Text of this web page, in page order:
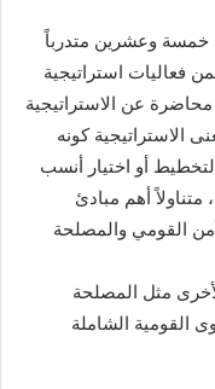
خمسة وعشرين متدرباً
فعاليات استراتيجية
محاضرة عن الاستراتيجية
الاستراتيجية كونه
أو اختيار أنسب
أهم مبادئ
القومي والمصلحة
مثل المصلحة
القومية الشاملة